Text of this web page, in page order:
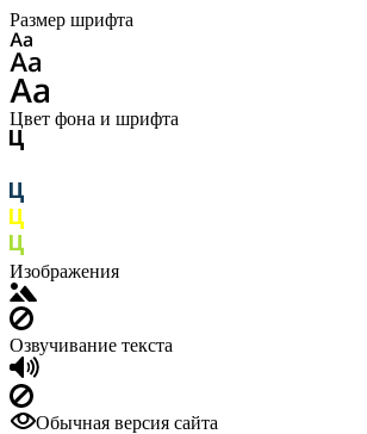
Размер шрифта
Цвет фона и шрифта
Изображения
Озвучивание текста
Обычная версия сайта